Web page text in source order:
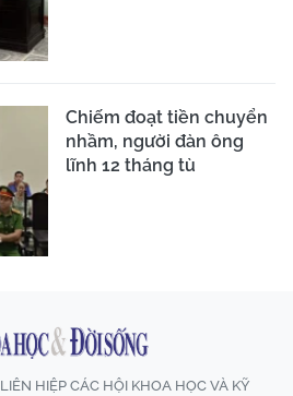
Chiếm đoạt tiền chuyển
nhầm, người đàn ông
lĩnh 12 tháng tù
LIÊN HIỆP CÁC HỘI KHOA HỌC VÀ KỸ